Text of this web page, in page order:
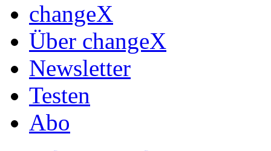
changeX
Über changeX
Newsletter
Testen
Abo